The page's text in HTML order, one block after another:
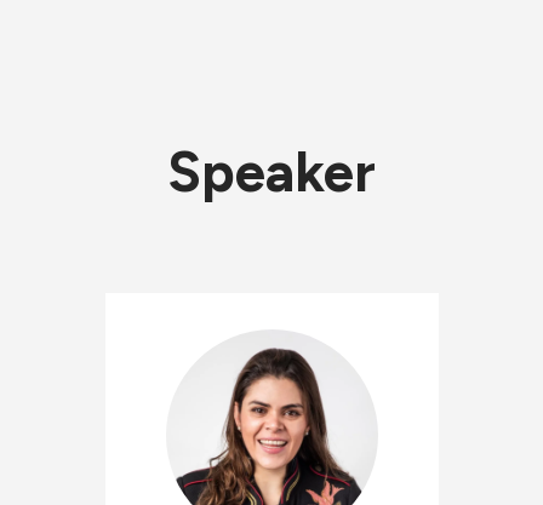
Speaker